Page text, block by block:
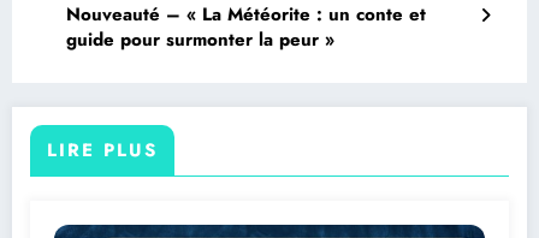
Nouveauté – « La Météorite : un conte et
guide pour surmonter la peur »
LIRE PLUS